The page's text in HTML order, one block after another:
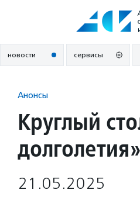
новости сервисы
Анонсы
Круглый
долголетия»
21.05.2025